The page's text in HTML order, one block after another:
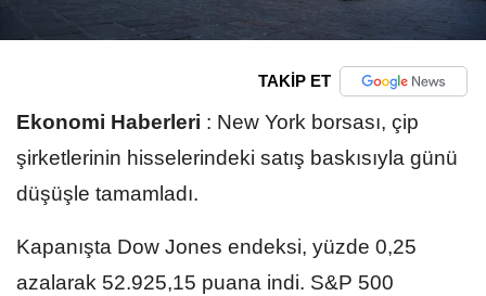
TAKİP ET
Ekonomi Haberleri : New York borsası, çip
şirketlerinin hisselerindeki satış baskısıyla günü
düşüşle tamamladı.
Kapanışta Dow Jones endeksi, yüzde 0,25
azalarak 52.925,15 puana indi. S&P 500